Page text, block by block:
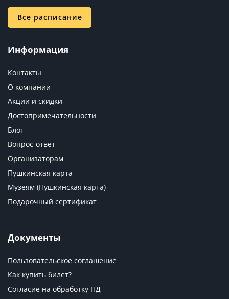
Все расписание
Информация
Контакты
О компании
Акции и скидки
Достопримечательности
Блог
Вопрос-ответ
Организаторам
Пушкинская карта
Музеям (Пушкинская карта)
Подарочный сертификат
Документы
Пользовательское соглашение
Как купить билет?
Согласие на обработку ПД